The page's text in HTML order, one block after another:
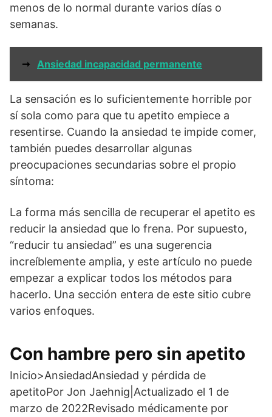
menos de lo normal durante varios días o
semanas.
➞ Ansiedad incapacidad permanente
La sensación es lo suficientemente horrible por
sí sola como para que tu apetito empiece a
resentirse. Cuando la ansiedad te impide comer,
también puedes desarrollar algunas
preocupaciones secundarias sobre el propio
síntoma:
La forma más sencilla de recuperar el apetito es
reducir la ansiedad que lo frena. Por supuesto,
“reducir tu ansiedad” es una sugerencia
increíblemente amplia, y este artículo no puede
empezar a explicar todos los métodos para
hacerlo. Una sección entera de este sitio cubre
varios enfoques.
Con hambre pero sin apetito
Inicio>AnsiedadAnsiedad y pérdida de
apetitoPor Jon Jaehnig|Actualizado el 1 de
marzo de 2022Revisado médicamente por